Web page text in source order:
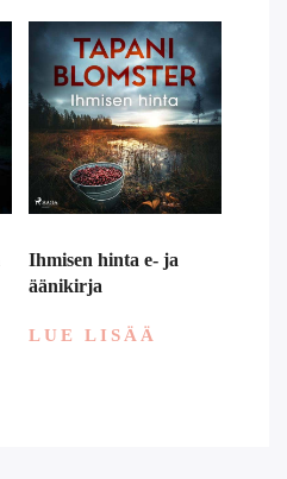
Ihmisen hinta e- ja
äänikirja
LUE LISÄÄ